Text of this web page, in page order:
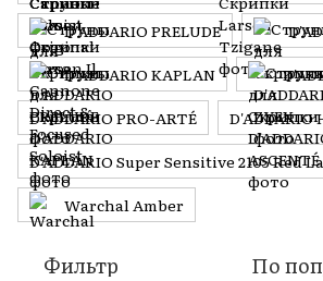
D'ADDARIO PRELUDE
D'ADDARIO KAPLAN
D'ADDARIO PRO-ARTÉ
D'ADDARIO
D'ADDARIO Super Sensitive 2105 Red
Warchal Amber
Фильтр По